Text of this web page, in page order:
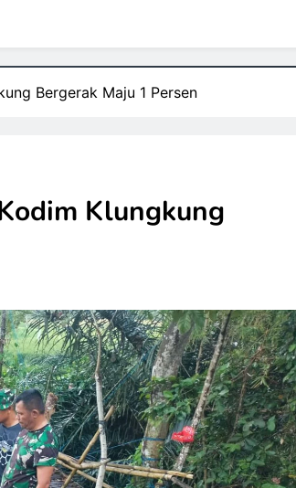
Bergerak Maju 1 Persen
Klungkung